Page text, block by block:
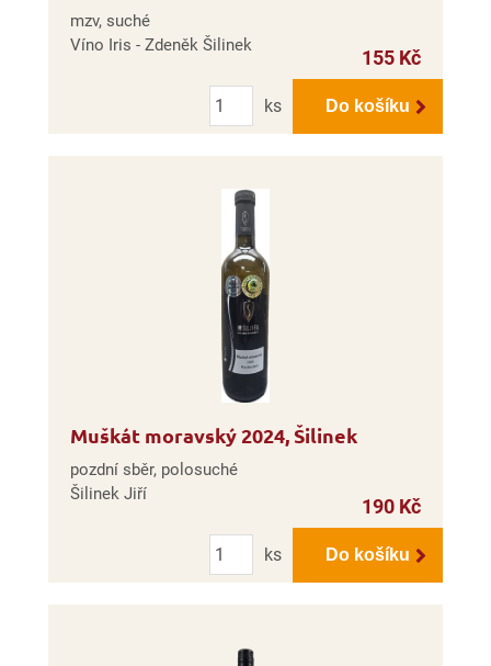
mzv, suché
Víno Iris - Zdeněk Šilinek
155 Kč
Počet
ks
Do košíku
Muškát moravský 2024, Šilinek
pozdní sběr, polosuché
Šilinek Jiří
190 Kč
Počet
ks
Do košíku